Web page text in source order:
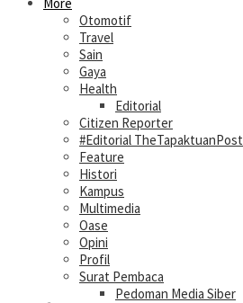
Otomotif
Travel
Sain
Gaya
Health
Editorial
Citizen Reporter
#Editorial TheTapaktuanPost
Feature
Histori
Kampus
Multimedia
Oase
Opini
Profil
Surat Pembaca
Pedoman Media Siber